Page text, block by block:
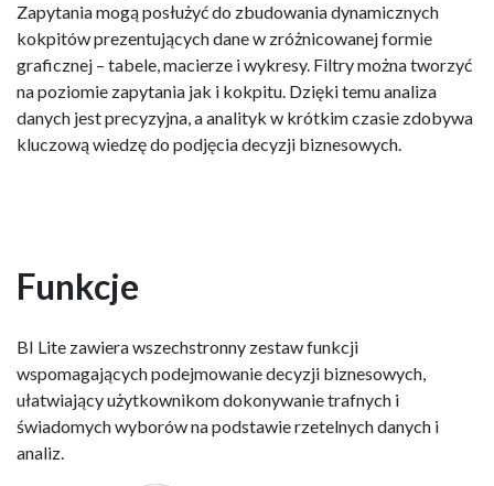
Zapytania mogą posłużyć do zbudowania dynamicznych
kokpitów prezentujących dane w zróżnicowanej formie
graficznej – tabele, macierze i wykresy. Filtry można tworzyć
na poziomie zapytania jak i kokpitu. Dzięki temu analiza
danych jest precyzyjna, a analityk w krótkim czasie zdobywa
kluczową wiedzę do podjęcia decyzji biznesowych.
Funkcje
BI Lite zawiera wszechstronny zestaw funkcji
wspomagających podejmowanie decyzji biznesowych,
ułatwiający użytkownikom dokonywanie trafnych i
świadomych wyborów na podstawie rzetelnych danych i
analiz.